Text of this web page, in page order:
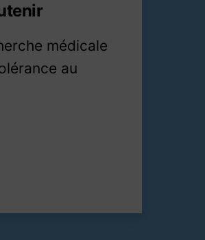
médicale
au